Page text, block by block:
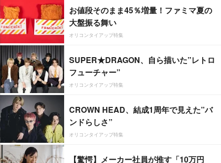
お値段そのまま45％増量！ファミマ夏の
大盤振る舞い
オリコンタイアップ特集
SUPER★DRAGON、自ら描いた”レトロ
フューチャー”
オリコンタイアップ特集
CROWN HEAD、結成1周年で見えた”バ
ンドらしさ”
オリコンタイアップ特集
【驚愕】メーカー社員が推す「10万円